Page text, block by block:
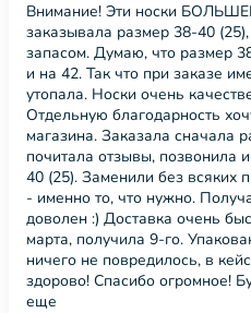
Внимание! Эти носки
заказывала размер 38-40
запасом. Думаю, что размер
и на 42. Так что при заказе
утопала. Носки очень
Отдельную благодарность
магазина. Заказала сначала
почитала отзывы, позвонила
40 (25). Заменили без всяких
- именно то, что нужно.
доволен :) Доставка очень
марта, получила 9-го.
ничего не повредилось, в
здорово! Спасибо огромное!
еще